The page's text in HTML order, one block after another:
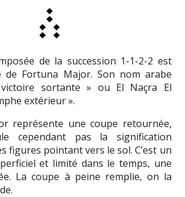
de la succession 1-1-2-2 est
de Fortuna Major. Son nom arabe
sortante » ou El Naçra El
extérieur ».
représente une coupe retournée,
cependant pas la signification
figures pointant vers le sol. C’est un
et limité dans le temps, une
La coupe à peine remplie, on la